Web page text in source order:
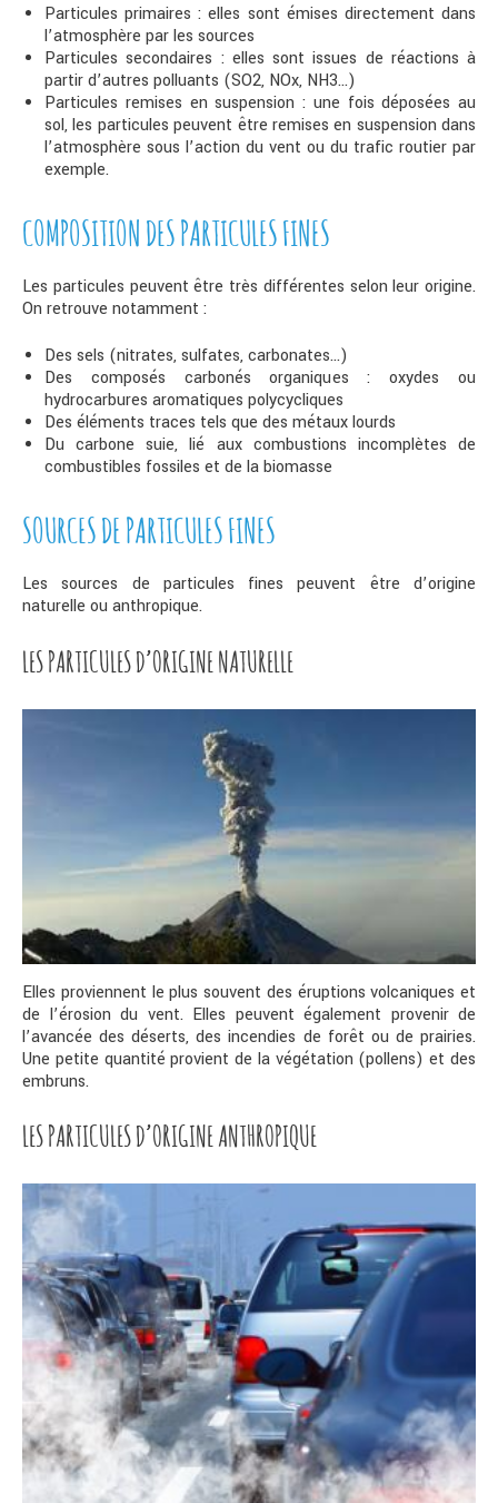
Particules primaires : elles sont émises directement dans
l’atmosphère par les sources
Particules secondaires : elles sont issues de réactions à
partir d’autres polluants (SO2, NOx, NH3…)
Particules remises en suspension : une fois déposées au
sol, les particules peuvent être remises en suspension dans
l’atmosphère sous l’action du vent ou du trafic routier par
exemple.
COMPOSITION DES PARTICULES FINES
Les particules peuvent être très différentes selon leur origine.
On retrouve notamment :
Des sels (nitrates, sulfates, carbonates…)
Des composés carbonés organiques : oxydes ou
hydrocarbures aromatiques polycycliques
Des éléments traces tels que des métaux lourds
Du carbone suie, lié aux combustions incomplètes de
combustibles fossiles et de la biomasse
SOURCES DE PARTICULES FINES
Les sources de particules fines peuvent être d’origine
naturelle ou anthropique.
LES PARTICULES D’ORIGINE NATURELLE
Elles proviennent le plus souvent des éruptions volcaniques et
de l’érosion du vent. Elles peuvent également provenir de
l’avancée des déserts, des incendies de forêt ou de prairies.
Une petite quantité provient de la végétation (pollens) et des
embruns.
LES PARTICULES D’ORIGINE ANTHROPIQUE